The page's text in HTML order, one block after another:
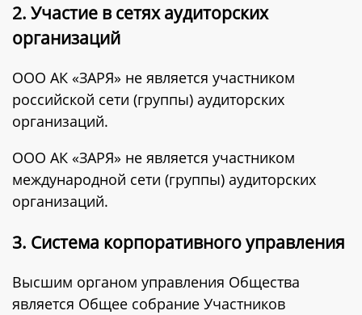
2. Участие в сетях аудиторских
организаций
ООО АК «ЗАРЯ» не является участником
российской сети (группы) аудиторских
организаций.
ООО АК «ЗАРЯ» не является участником
международной сети (группы) аудиторских
организаций.
3. Система корпоративного управления
Высшим органом управления Общества
является Общее собрание Участников